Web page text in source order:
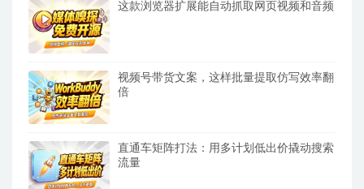
这款浏览器扩展能自动抓取网页视频和音频
视频号带货文案，这样批量提取仿写效率翻
倍
直通车矩阵打法：用多计划低出价撬动搜索
流量